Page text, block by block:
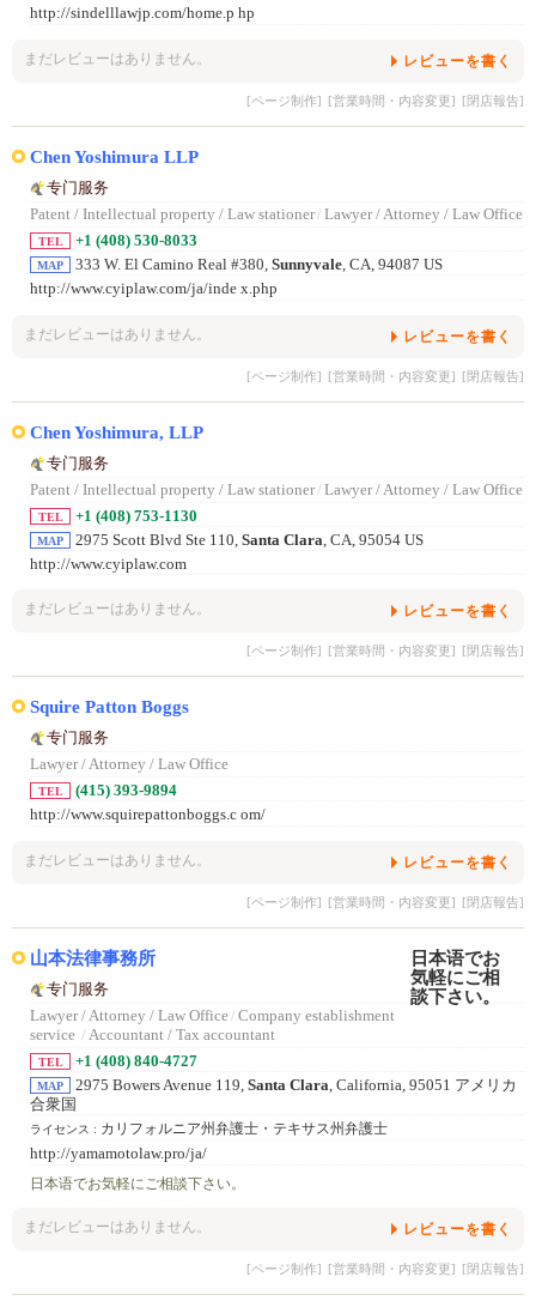
http://sindelllawjp.com/home.p hp
まだレビューはありません。 レビューを書く
[ページ制作] [営業時間・内容変更] [閉店報告]
Chen Yoshimura LLP
专门服务
Patent / Intellectual property / Law stationer/ Lawyer / Attorney / Law Office
TEL +1 (408) 530-8033
MAP 333 W. El Camino Real #380, Sunnyvale, CA, 94087 US
http://www.cyiplaw.com/ja/inde x.php
まだレビューはありません。 レビューを書く
[ページ制作] [営業時間・内容変更] [閉店報告]
Chen Yoshimura, LLP
专门服务
Patent / Intellectual property / Law stationer/ Lawyer / Attorney / Law Office
TEL +1 (408) 753-1130
MAP 2975 Scott Blvd Ste 110, Santa Clara , CA, 95054 US
http://www.cyiplaw.com
まだレビューはありません。 レビューを書く
[ページ制作] [営業時間・内容変更] [閉店報告]
Squire Patton Boggs
专门服务
Lawyer / Attorney / Law Office
TEL
(415) 393-9894
http://www.squirepattonboggs.c om/
まだレビューはありません。 レビューを書く
[ページ制作] [営業時間・内容変更] [閉店報告]
山本法律事務所
专门服务
Lawyer / Attorney / Law Office/ Company establishment
service / Accountant / Tax accountant
TEL +1 (408) 840-4727
MAP 2975 Bowers Avenue 119, Santa Clara, California, 95051 アメリカ
合衆国
ライセンス : カリフォルニア州弁護士・テキサス州弁護士
http://yamamotolaw.pro/ja/
日本语でお気軽にご相談下さい。
まだレビューはありません。 レビューを書く
[ページ制作] [営業時間・内容変更] [閉店報告]